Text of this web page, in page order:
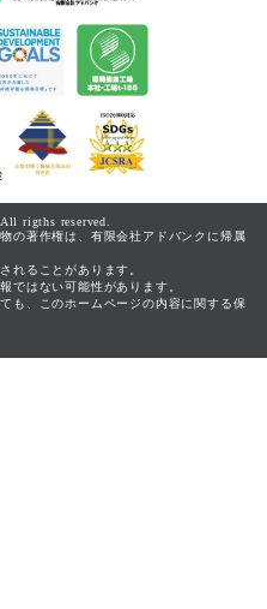
rigths reserved.
の著作権は、有限会社アドバンクに帰属
れることがあります。
ではない可能性があります。
も、このホームページの内容に関する保